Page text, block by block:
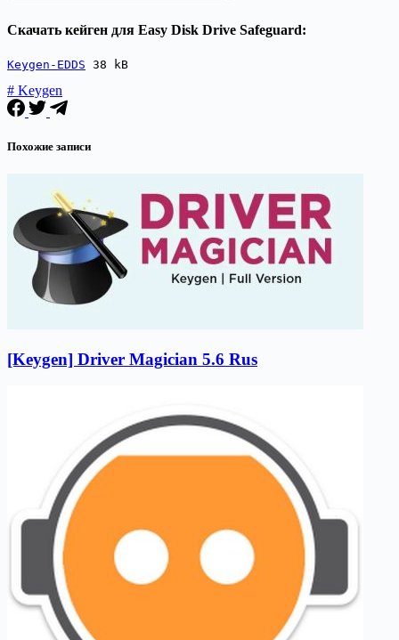
Скачать кейген для Easy Disk Drive Safeguard:
Keygen-EDDS 38 kB
# Keygen
Похожие записи
[Keygen] Driver Magician 5.6 Rus